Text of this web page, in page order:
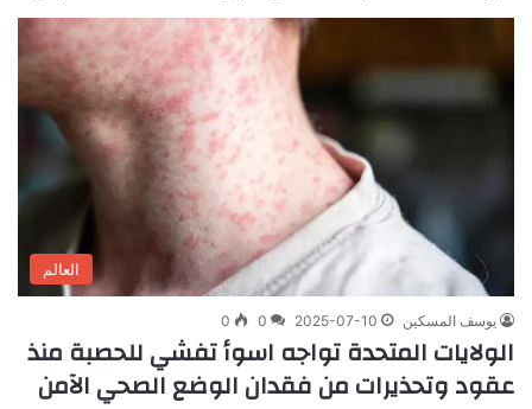
العالم
يوسف المسكين 2025-07-10
0
0
الولايات المتحدة تواجه اسوأ تفشي للحصبة منذ
عقود وتحذيرات من فقدان الوضع الصحي الآمن